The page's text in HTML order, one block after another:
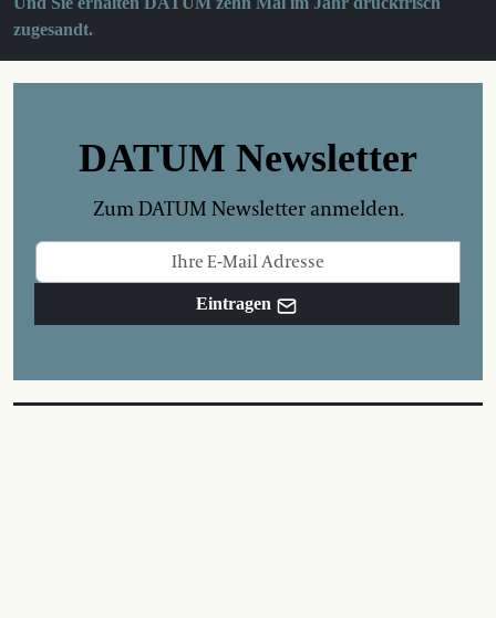
zugesandt.
DATUM Newsletter
Zum DATUM Newsletter anmelden.
Eintragen